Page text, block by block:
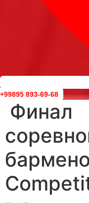
+99895 893-69-68
Финал